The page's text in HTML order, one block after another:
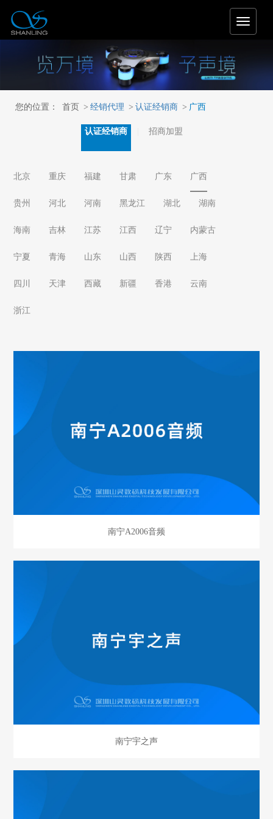
T
o
您的位置： 首页 > 经销代理 > 认证经销商 > 广西
认证经销商 招商加盟
北京 重庆 福建 甘肃 广东 广西
贵州 河北 河南 黑龙江 湖北 湖南
海南 吉林 江苏 江西 辽宁 内蒙古
宁夏 青海 山东 山西 陕西 上海
四川 天津 西藏 新疆 香港 云南
浙江
南宁A2006音频
南宁宇之声